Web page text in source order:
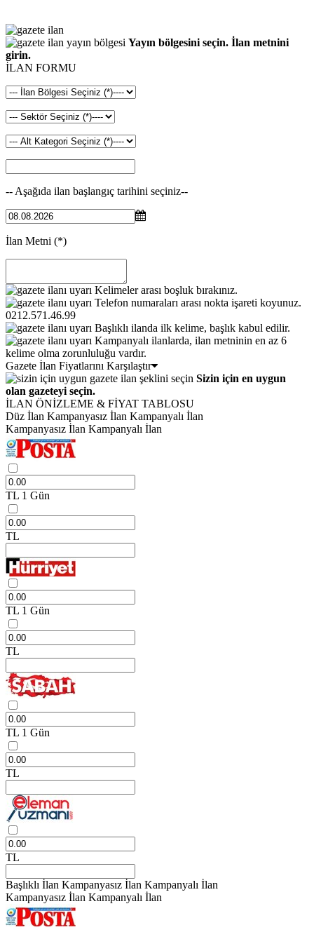
Yayın bölgesini seçin. İlan metnini
girin.
İLAN FORMU
-- Aşağıda ilan başlangıç tarihini seçiniz--
İlan Metni (*)
Kelimeler arası boşluk bırakınız.
Telefon numaraları arası nokta işareti koyunuz.
0212.571.46.99
Başlıklı ilanda ilk kelime, başlık kabul edilir.
Kampanyalı ilanlarda, ilan metninin en az 6
kelime olma zorunluluğu vardır.
Gazete İlan Fiyatlarını Karşılaştır
Sizin için en uygun
olan gazeteyi seçin.
İLAN ÖNİZLEME & FİYAT TABLOSU
Düz İlan Kampanyasız İlan Kampanyalı İlan
Kampanyasız İlan Kampanyalı İlan
TL 1 Gün
TL
TL 1 Gün
TL
TL 1 Gün
TL
TL
Başlıklı İlan Kampanyasız İlan Kampanyalı İlan
Kampanyasız İlan Kampanyalı İlan